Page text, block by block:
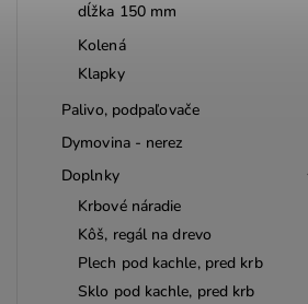
dĺžka 150 mm
Kolená
Klapky
Palivo, podpaľovače
Dymovina - nerez
Doplnky
Krbové náradie
Kôš, regál na drevo
Plech pod kachle, pred krb
Sklo pod kachle, pred krb